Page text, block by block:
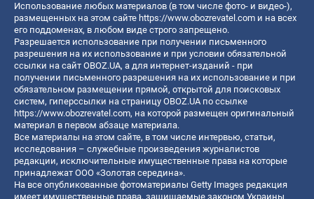
Использование любых материалов (в том числе фото- и видео-),
размещенных на этом сайте https://www.obozrevatel.com и на всех
его поддоменах, в любом виде строго запрещено.
Разрешается использование при получении письменного
разрешения на их использование и при условии обязательной
ссылки на сайт OBOZ.UA, а для интернет-изданий - при
получении письменного разрешения на их использование и при
обязательном размещении прямой, открытой для поисковых
систем, гиперссылки на страницу OBOZ.UA по ссылке
https://www.obozrevatel.com, на которой размещен оригинальный
материал в первом абзаце материала.
Все материалы на этом сайте, в том числе интервью, статьи,
исследования – служебные произведения журналистов
редакции, исключительные имущественные права на которые
принадлежат ООО «Золотая середина».
На все опубликованные фотоматериалы Getty Images редакция
имеет имущественные права, защищаемые законом Украины